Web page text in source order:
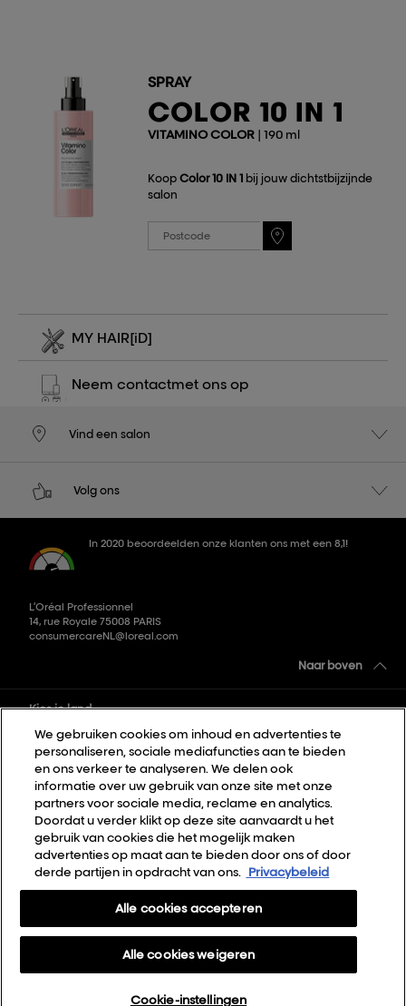
SPRAY
COLOR 10 IN 1
VITAMINO COLOR| 190 ml
Koop Color 10 IN 1 bij jouw dichtstbijzijnde
salon
MY HAIR[iD]
Neem contactmet ons op
Vind een salon
Volg ons
In 2020 beoordeelden onze klanten ons met een 8,1!
L’Oréal Professionnel
14, rue Royale 75008 PARIS
consumercareNL@loreal.com
Naar boven
Kies je land
Sitemap
Algemene voorwaarden
Privacybeleid
Cookie Settings
Over Ons
Nieuwsbrief
AirLight Pro Terms & Conditions
We gebruiken cookies om inhoud en advertenties te
personaliseren, sociale mediafuncties aan te bieden
en ons verkeer te analyseren. We delen ook
informatie over uw gebruik van onze site met onze
partners voor sociale media, reclame en analytics.
Doordat u verder klikt op deze site aanvaardt u het
gebruik van cookies die het mogelijk maken
advertenties op maat aan te bieden door ons of door
derde partijen in opdracht van ons.
Privacybeleid
Cookie-instellingen
Alle cookies weigeren
Alle cookies accepteren